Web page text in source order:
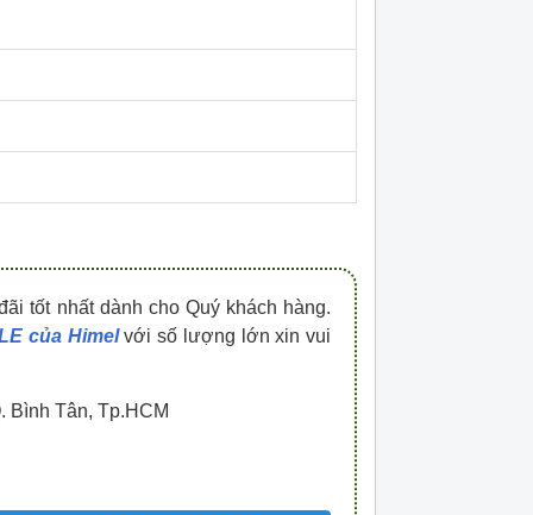
tốt nhất dành cho Quý khách hàng.
của Himel với số lượng lớn xin vui
Bình Tân, Tp.HCM